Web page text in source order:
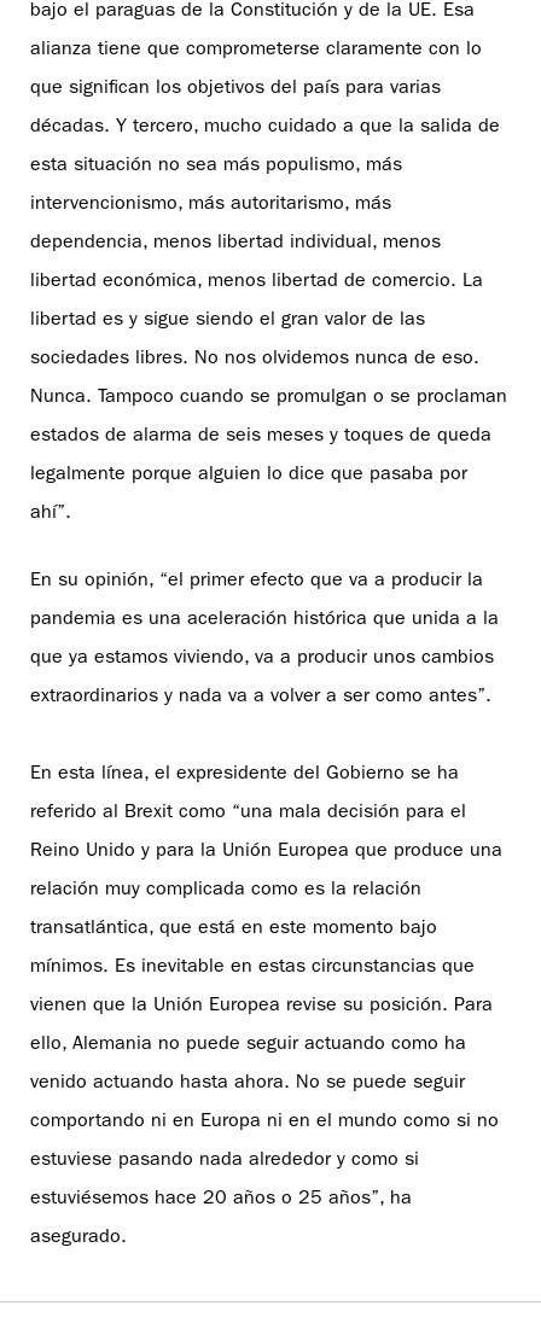
bajo el paraguas de la Constitución y de la UE. Esa
alianza tiene que comprometerse claramente con lo
que significan los objetivos del país para varias
décadas. Y tercero, mucho cuidado a que la salida de
esta situación no sea más populismo, más
intervencionismo, más autoritarismo, más
dependencia, menos libertad individual, menos
libertad económica, menos libertad de comercio. La
libertad es y sigue siendo el gran valor de las
sociedades libres. No nos olvidemos nunca de eso.
Nunca. Tampoco cuando se promulgan o se proclaman
estados de alarma de seis meses y toques de queda
legalmente porque alguien lo dice que pasaba por
ahí”.
En su opinión, “el primer efecto que va a producir la
pandemia es una aceleración histórica que unida a la
que ya estamos viviendo, va a producir unos cambios
extraordinarios y nada va a volver a ser como antes”.
En esta línea, el expresidente del Gobierno se ha
referido al Brexit como “una mala decisión para el
Reino Unido y para la Unión Europea que produce una
relación muy complicada como es la relación
transatlántica, que está en este momento bajo
mínimos. Es inevitable en estas circunstancias que
vienen que la Unión Europea revise su posición. Para
ello, Alemania no puede seguir actuando como ha
venido actuando hasta ahora. No se puede seguir
comportando ni en Europa ni en el mundo como si no
estuviese pasando nada alrededor y como si
estuviésemos hace 20 años o 25 años”, ha
asegurado.